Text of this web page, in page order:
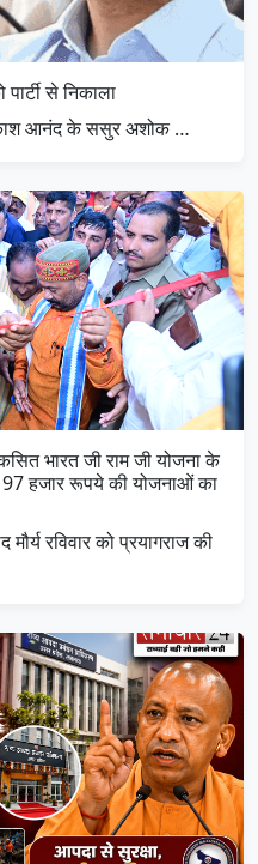
से निकाला
आनंद के ससुर अशोक …
भारत जी राम जी योजना के
हजार रूपये की योजनाओं का
रविवार को प्रयागराज की